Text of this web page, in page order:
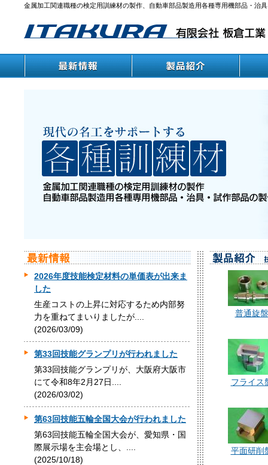
金属加工関連職種の検定用訓練材の製作、自動車部品製造用各種専用機部品・治
2026年度技能検定材料の単価表が出来ま
した
生産コストの上昇に対応するため内部努
力を重ねてまいりましたが....
(2026/03/09)
第33回技能グランプリが行われました
第33回技能グランプリが、大阪府大阪市
にて令和8年2月27日....
(2026/03/02)
第63回技能五輪全国大会が行われました
第63回技能五輪全国大会が、愛知県・国
際展示場を主会場とし、....
(2025/10/18)
普通旋盤
フライス
平面研削